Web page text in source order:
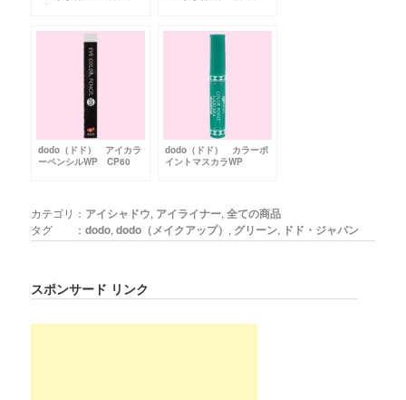
ブルー
dodo（ドド） アイカラ
ーペンシルWP CP60
dodo（ドド） カラーポ
イントマスカラWP
カテゴリ： アイシャドウ, アイライナー,全ての商品
タグ ：dodo,dodo（メイクアップ） , グリーン, ドド・ジャパン
スポンサード リンク